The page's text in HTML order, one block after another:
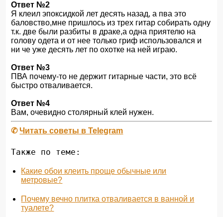
Ответ №2
Я клеил эпоксидкой лет десять назад, а пва это
баловство,мне пришлось из трех гитар собирать одну
т.к. две были разбиты в драке,а одна приятелю на
голову одета и от нее только гриф использовался и
ни че уже десять лет по охотке на ней играю.
Ответ №3
ПВА почему-то не держит гитарные части, это всё
быстро отваливается.
Ответ №4
Вам, очевидно столярный клей нужен.
✆Читать советы в Telegram
Также по теме:
Какие обои клеить проще обычные или
метровые?
Почему вечно плитка отваливается в ванной и
туалете?